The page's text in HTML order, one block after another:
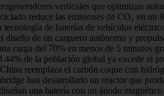
verticales que optimizan
reduce las emisiones de CO₂ en
de baterías de vehículos
diseño de un carguero autónomo y
carga del 70% en menos de 5 minutos
44% de la población global ya excede el
reemplaza el carbón coque con
han desarrollado un reactor que
una batería con un ánodo